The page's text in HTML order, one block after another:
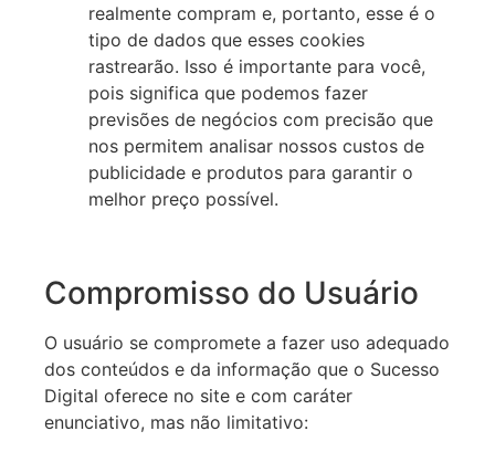
realmente compram e, portanto, esse é o
tipo de dados que esses cookies
rastrearão. Isso é importante para você,
pois significa que podemos fazer
previsões de negócios com precisão que
nos permitem analisar nossos custos de
publicidade e produtos para garantir o
melhor preço possível.
Compromisso do Usuário
O usuário se compromete a fazer uso adequado
dos conteúdos e da informação que o Sucesso
Digital oferece no site e com caráter
enunciativo, mas não limitativo: